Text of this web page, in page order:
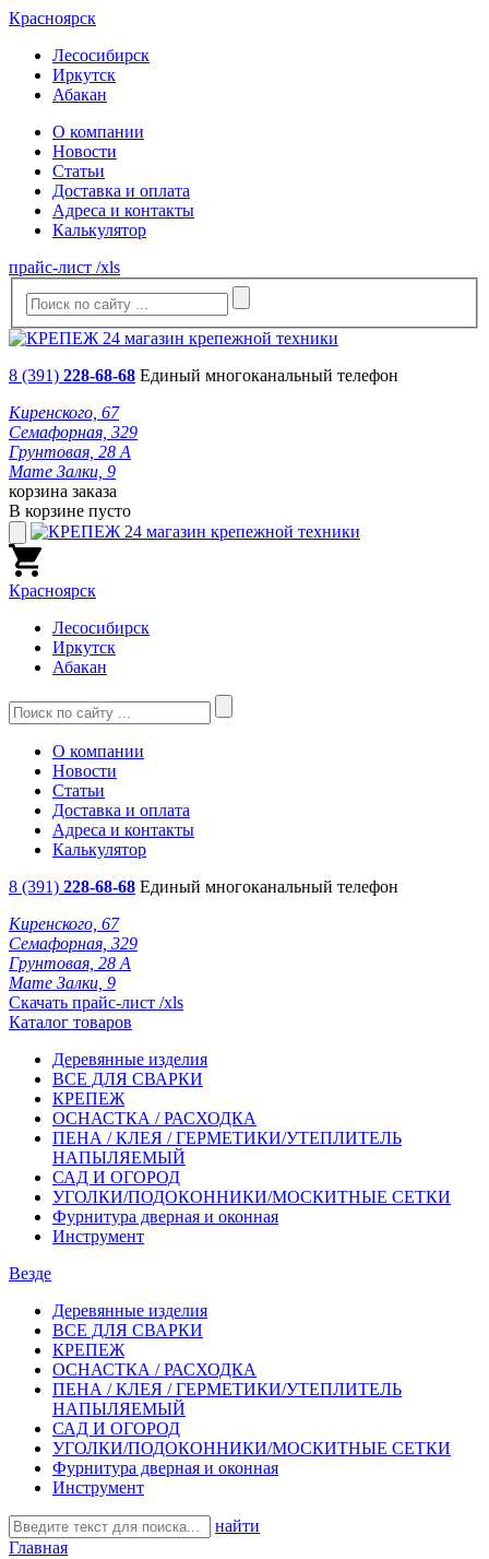
Красноярск
Лесосибирск
Иркутск
Абакан
О компании
Новости
Статьи
Доставка и оплата
Адреса и контакты
Калькулятор
прайс-лист /xls
8 (391) 228-68-68 Единый многоканальный телефон
Киренского, 67
Семафорная, 329
Грунтовая, 28 А
Мате Залки, 9
корзина заказа
В корзине пусто
Красноярск
Лесосибирск
Иркутск
Абакан
О компании
Новости
Статьи
Доставка и оплата
Адреса и контакты
Калькулятор
8 (391) 228-68-68 Единый многоканальный телефон
Киренского, 67
Семафорная, 329
Грунтовая, 28 А
Мате Залки, 9
Скачать прайс-лист /xls
Каталог товаров
Деревянные изделия
ВСЕ ДЛЯ СВАРКИ
КРЕПЕЖ
ОСНАСТКА / РАСХОДКА
ПЕНА / КЛЕЯ / ГЕРМЕТИКИ/УТЕПЛИТЕЛЬ
НАПЫЛЯЕМЫЙ
САД И ОГОРОД
УГОЛКИ/ПОДОКОННИКИ/МОСКИТНЫЕ СЕТКИ
Фурнитура дверная и оконная
Инструмент
Везде
Деревянные изделия
ВСЕ ДЛЯ СВАРКИ
КРЕПЕЖ
ОСНАСТКА / РАСХОДКА
ПЕНА / КЛЕЯ / ГЕРМЕТИКИ/УТЕПЛИТЕЛЬ
НАПЫЛЯЕМЫЙ
САД И ОГОРОД
УГОЛКИ/ПОДОКОННИКИ/МОСКИТНЫЕ СЕТКИ
Фурнитура дверная и оконная
Инструмент
найти
Главная